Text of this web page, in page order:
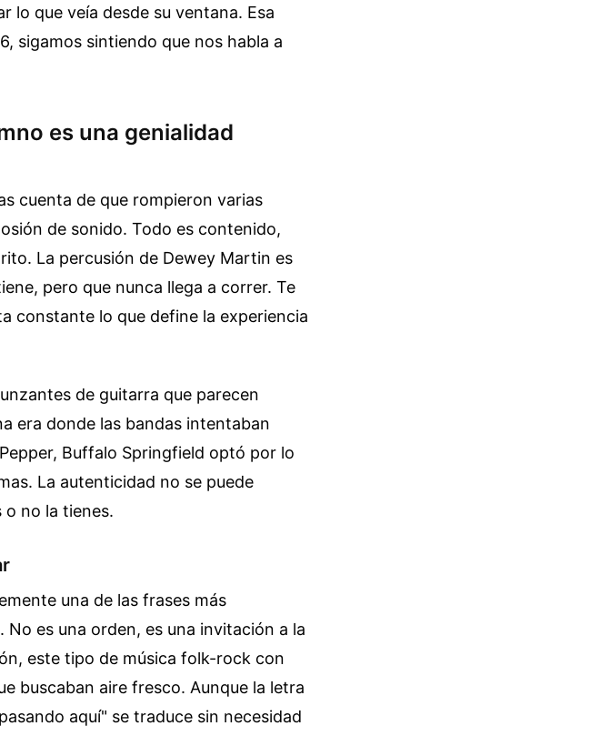
lo que veía desde su ventana. Esa
sigamos sintiendo que nos habla a
es una genialidad
cuenta de que rompieron varias
de sonido. Todo es contenido,
La percusión de Dewey Martin es
pero que nunca llega a correr. Te
constante lo que define la experiencia
de guitarra que parecen
era donde las bandas intentaban
Buffalo Springfield optó por lo
La autenticidad no se puede
o no la tienes.
una de las frases más
es una orden, es una invitación a la
este tipo de música folk-rock con
buscaban aire fresco. Aunque la letra
aquí" se traduce sin necesidad